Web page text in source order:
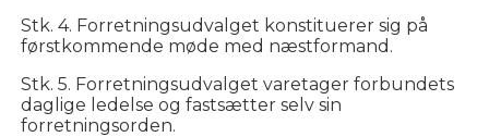
Stk. 4. Forretningsudvalget konstituerer sig på
førstkommende møde med næstformand.
Stk. 5. Forretningsudvalget varetager forbundets
daglige ledelse og fastsætter selv sin
forretningsorden.